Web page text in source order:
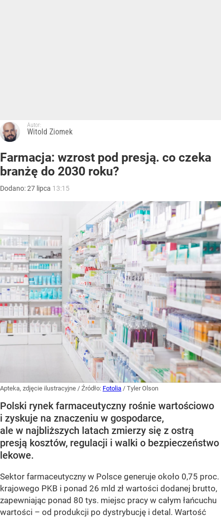
Autor:
Witold Ziomek
Farmacja: wzrost pod presją. co czeka
branżę do 2030 roku?
Dodano:27 lipca 13:15
Apteka, zdjęcie ilustracyjne / Źródło: Fotolia / Tyler Olson
Polski rynek farmaceutyczny rośnie wartościowo
i zyskuje na znaczeniu w gospodarce,
ale w najbliższych latach zmierzy się z ostrą
presją kosztów, regulacji i walki o bezpieczeństwo
lekowe.
Sektor farmaceutyczny w Polsce generuje około 0,75 proc.
krajowego PKB i ponad 26 mld zł wartości dodanej brutto,
zapewniając ponad 80 tys. miejsc pracy w całym łańcuchu
wartości – od produkcji po dystrybucję i detal. Wartość